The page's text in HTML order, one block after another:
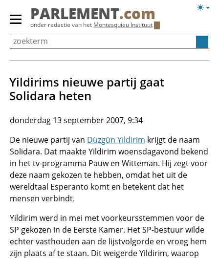
Overslaan
Primair
menu
tonen/verbergen
PARLEMENT.com
onder redactie van het Montesquieu Instituut
Yildirims nieuwe partij gaat
Solidara heten
donderdag 13 september 2007, 9:34
De nieuwe partij van Düzgün Yildirim krijgt de naam
Solidara. Dat maakte Yildirim woensdagavond bekend
in het tv-programma Pauw en Witteman. Hij zegt voor
deze naam gekozen te hebben, omdat het uit de
wereldtaal Esperanto komt en betekent dat het
mensen verbindt.
Yildirim werd in mei met voorkeursstemmen voor de
SP gekozen in de Eerste Kamer. Het SP-bestuur wilde
echter vasthouden aan de lijstvolgorde en vroeg hem
zijn plaats af te staan. Dit weigerde Yildirim, waarop